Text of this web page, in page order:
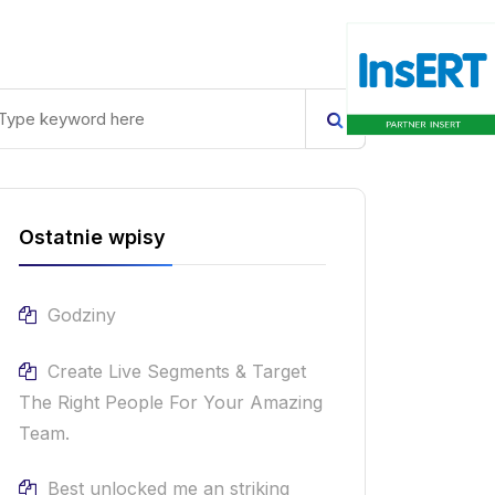
Ostatnie wpisy
Godziny
Create Live Segments & Target
The Right People For Your Amazing
Team.
Best unlocked me an striking